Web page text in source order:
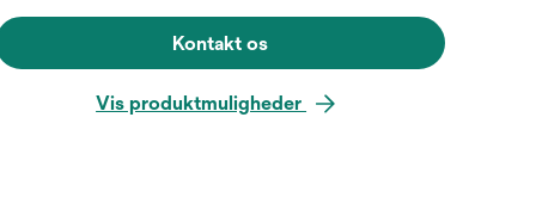
Kontakt os
Vis produktmuligheder